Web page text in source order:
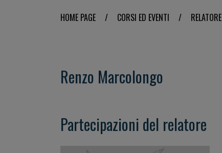
HOME PAGE / CORSI ED EVENTI / RELATORE
Renzo Marcolongo
Partecipazioni del relatore